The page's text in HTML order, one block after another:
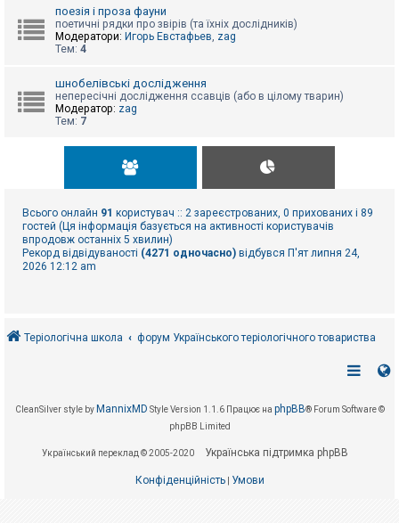
поезія і проза фауни
поетичні рядки про звірів (та їхніх дослідників)
Модератори: Игорь Евстафьев, zag
Тем: 4
шнобелівські дослідження
непересічні дослідження ссавців (або в цілому тварин)
Модератор: zag
Тем: 7
Всього онлайн 91 користувач :: 2 зареєстрованих, 0 прихованих і 89
гостей (Ця інформація базується на активності користувачів
впродовж останніх 5 хвилин)
Рекорд відвідуваності (4271 одночасно) відбувся П'ят липня 24,
2026 12:12 am
Теріологічна школа форум Українського теріологічного товариства
CleanSilver style by MannixMD Style Version 1.1.6 Працює на phpBB® Forum Software ©
phpBB Limited
Український переклад © 2005-2020 Українська підтримка phpBB
Конфіденційність| Умови